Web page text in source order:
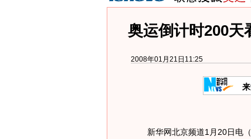
奥运倒计时200天
2008年01月21日11:25
新华网北京频道1月20日电（